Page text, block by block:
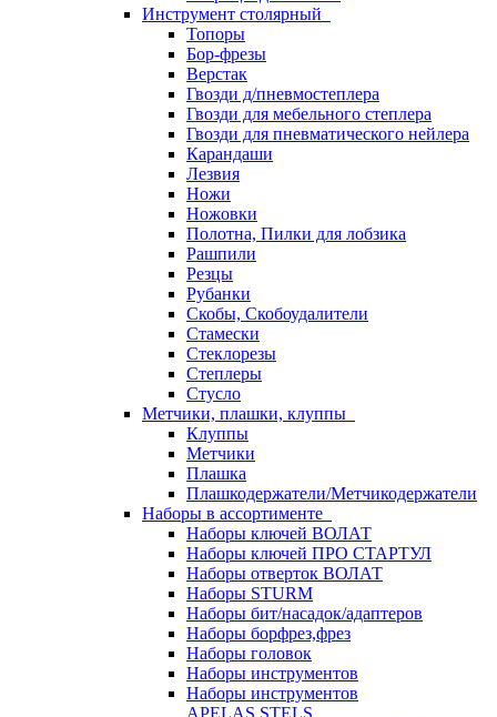
Инструмент столярный
Топоры
Бор-фрезы
Верстак
Гвозди д/пневмостеплера
Гвозди для мебельного степлера
Гвозди для пневматического нейлера
Карандаши
Лезвия
Ножи
Ножовки
Полотна, Пилки для лобзика
Рашпили
Резцы
Рубанки
Скобы, Скобоудалители
Стамески
Стеклорезы
Степлеры
Стусло
Метчики, плашки, клуппы
Клуппы
Метчики
Плашка
Плашкодержатели/Метчикодержатели
Наборы в ассортименте
Наборы ключей ВОЛАТ
Наборы ключей ПРО СТАРТУЛ
Наборы отверток ВОЛАТ
Наборы STURM
Наборы бит/насадок/адаптеров
Наборы борфрез,фрез
Наборы головок
Наборы инструментов
Наборы инструментов
APELAS,STELS